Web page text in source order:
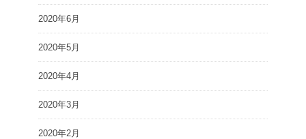
2020年6月
2020年5月
2020年4月
2020年3月
2020年2月